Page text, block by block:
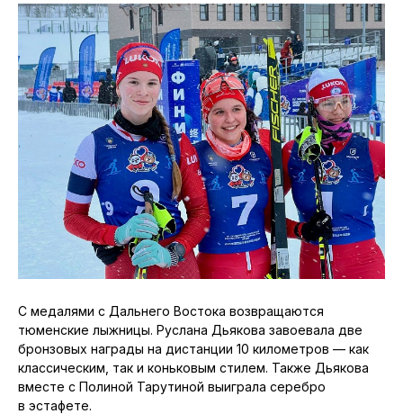
С медалями с Дальнего Востока возвращаются
тюменские лыжницы. Руслана Дьякова завоевала две
бронзовых награды на дистанции 10 километров — как
классическим, так и коньковым стилем. Также Дьякова
вместе с Полиной Тарутиной выиграла серебро
в эстафете.